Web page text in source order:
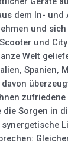
dem In- und
und
und
Welt
Spanien,
Sorgen in